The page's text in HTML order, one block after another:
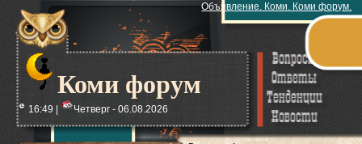
Коми форум
Объявление. Коми. Коми форум.
16:49 | Четверг - 06.08.2026